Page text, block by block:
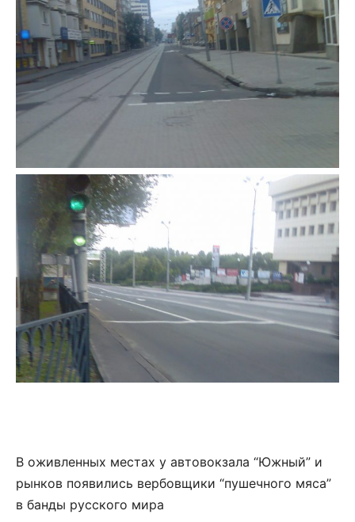
В оживленных местах у автовокзала “Южный” и
рынков появились вербовщики “пушечного мяса”
в банды русского мира